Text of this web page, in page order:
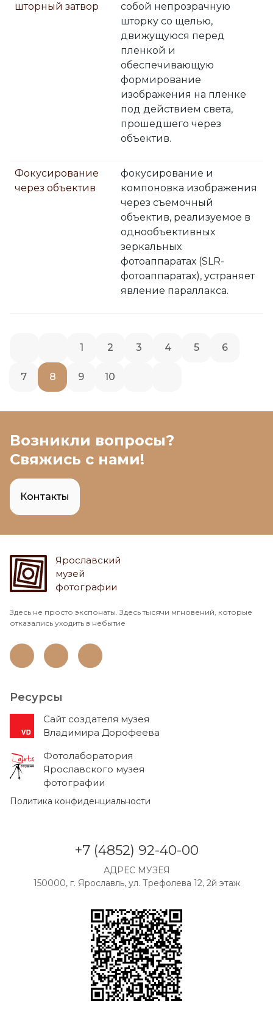
шторный затвор
собой непрозрачную
шторку со щелью,
движущуюся перед
пленкой и
обеспечивающую
формирование
изображения на пленке
под действием света,
прошедшего через
объектив.
Фокусирование
через объектив
фокусирование и
компоновка изображения
через съемочный
объектив, реализуемое в
однообъективных
зеркальных
фотоаппаратах (SLR-
фотоаппаратах), устраняет
явление параллакса.
1 2 3 4 5 6
7 8 9 10
Возникли вопросы?
Свяжись с нами!
Контакты
Ярославский
музей
фотографии
Здесь не просто экспонаты. Здесь тысячи мгновений, которые
отказались уходить в небытие
Ресурсы
Cайт создателя музея
Владимира Дорофеева
Фотолаборатория
Ярославского музея
фотографии
Политика конфиденциальности
+7 (4852) 92-40-00
АДРЕС МУЗЕЯ
150000, г. Ярославль, ул. Трефолева 12, 2й этаж